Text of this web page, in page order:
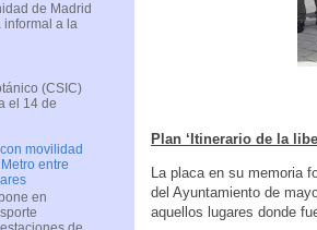
Plan ‘Itinerario de la
La placa en su memoria
del Ayuntamiento de
aquellos lugares donde
de Madrid
informal a la
(CSIC)
el 14 de
movilidad
entre
en